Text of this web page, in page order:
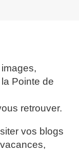
Pointe de
retrouver.
vos blogs